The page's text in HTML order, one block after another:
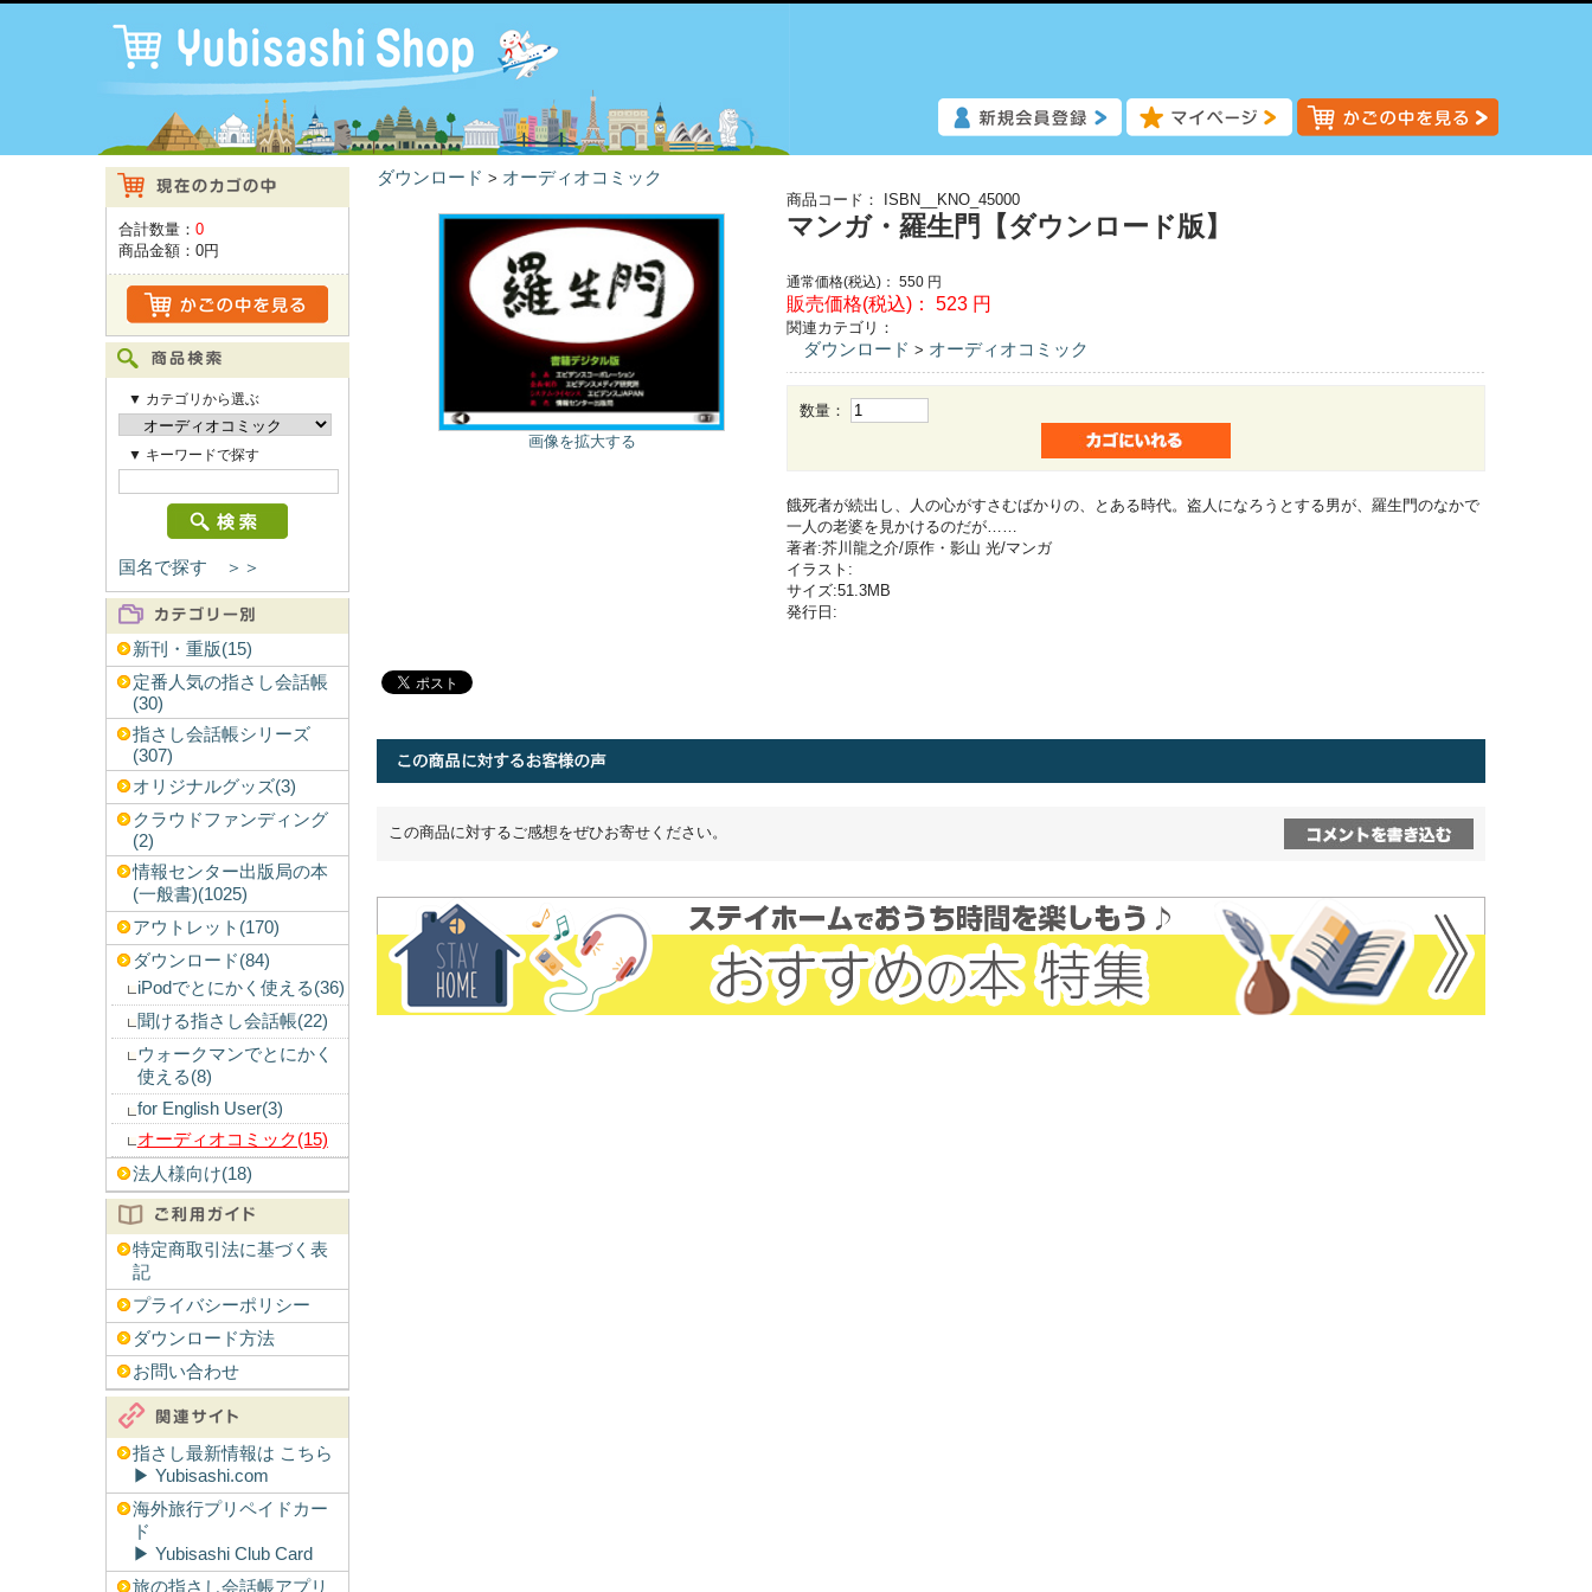
合計数量： 0
商品金額： 0円
▼ カテゴリから選ぶ
▼ キーワードで探す
国名で探す ＞＞
新刊・重版(15)
定番人気の指さし会話帳
(30)
指さし会話帳シリーズ
(307)
オリジナルグッズ(3)
クラウドファンディング
(2)
情報センター出版局の本
(一般書)(1025)
アウトレット(170)
ダウンロード(84)
iPodでとにかく使える(36)
聞ける指さし会話帳(22)
ウォークマンでとにかく
使える(8)
for English User(3)
オーディオコミック(15)
法人様向け(18)
特定商取引法に基づく表
記
プライバシーポリシー
ダウンロード方法
お問い合わせ
指さし最新情報は こちら
▶︎ Yubisashi.com
海外旅行プリペイドカー
ド
▶︎ Yubisashi Club Card
旅の指さし会話帳アプリ
ダウンロード > オーディオコミック
画像を拡大する
商品コード： ISBN__KNO_45000
マンガ・羅生門【ダウンロード版】
通常価格(税込)： 550 円
販売価格(税込)： 523 円
関連カテゴリ：
ダウンロード > オーディオコミック
数量：
餓死者が続出し、人の心がすさむばかりの、とある時代。盗人になろうとする男が、羅生門のなかで
一人の老婆を見かけるのだが……
著者:芥川龍之介/原作・影山 光/マンガ
イラスト:
サイズ:51.3MB
発行日:
この商品に対するご感想をぜひお寄せください。